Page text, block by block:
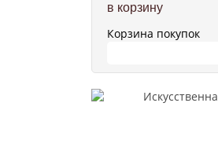
в корзину
Корзина покупок